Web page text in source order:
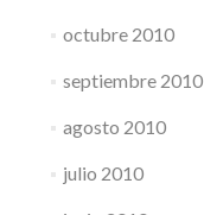
octubre 2010
septiembre 2010
agosto 2010
julio 2010